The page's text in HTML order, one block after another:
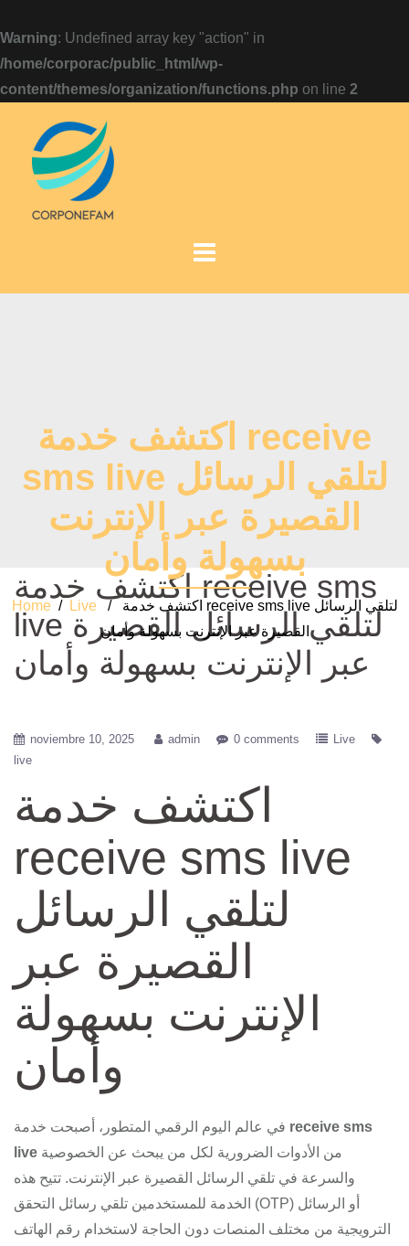
Warning: Undefined array key "action" in
/home/corporac/public_html/wp-
content/themes/organization/functions.php on line 2
اكتشف خدمة receive
sms live لتلقي الرسائل
القصيرة عبر الإنترنت
بسهولة وأمان
Home/ Live/ اكتشف خدمة receive sms live لتلقي الرسائل
القصيرة عبر الإنترنت بسهولة وأمان
اكتشف خدمة receive sms
live لتلقي الرسائل القصيرة
عبر الإنترنت بسهولة وأمان
noviembre 10, 2025 admin 0 comments
Live
live
اكتشف خدمة
receive sms live
لتلقي الرسائل
القصيرة عبر
الإنترنت بسهولة
وأمان
receive sms
live
والسرعة في تلقي الرسائل القصيرة عبر الإنترنت. تتيح هذه
الخدمة للمستخدمين تلقي رسائل التحقق (OTP) أو الرسائل
الترويجية من مختلف المنصات دون الحاجة لاستخدام رقم الهاتف